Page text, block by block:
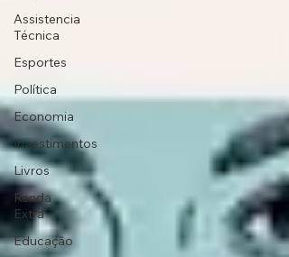
Assistencia
Técnica
Esportes
Política
Economia
Investimentos
Livros
Renda
Extra
Educação